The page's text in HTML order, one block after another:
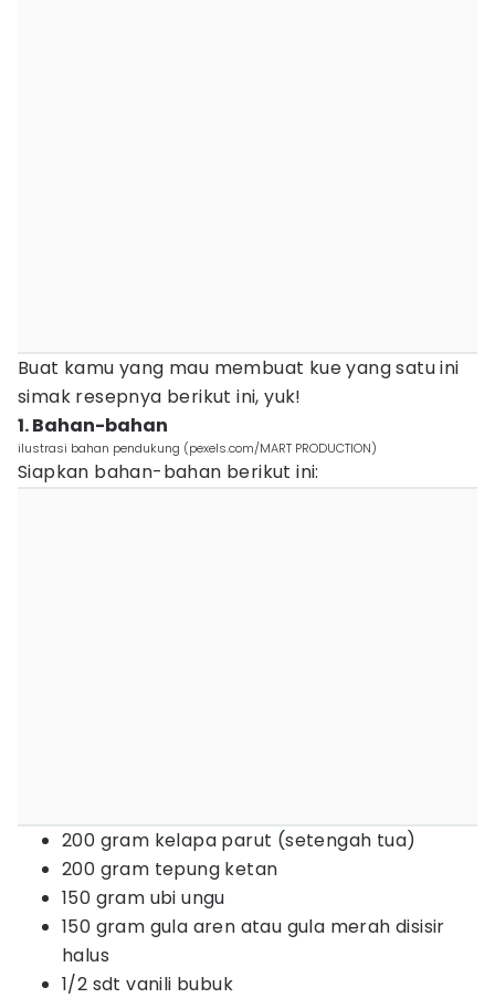
Buat kamu yang mau membuat kue yang satu ini
simak resepnya berikut ini, yuk!
1. Bahan-bahan
ilustrasi bahan pendukung (pexels.com/MART PRODUCTION)
Siapkan bahan-bahan berikut ini:
200 gram kelapa parut (setengah tua)
200 gram tepung ketan
150 gram ubi ungu
150 gram gula aren atau gula merah disisir
halus
1/2 sdt vanili bubuk